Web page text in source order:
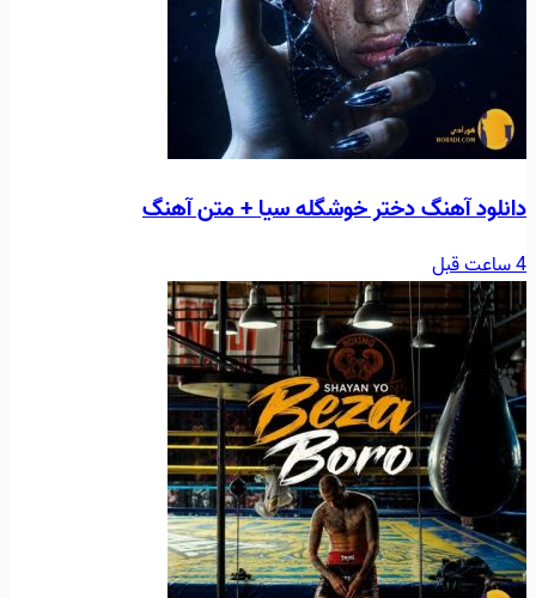
دانلود آهنگ دختر خوشگله سیا + متن آهنگ
4 ساعت قبل